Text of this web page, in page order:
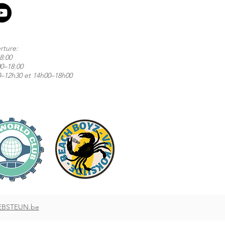
et 14h00–18h00